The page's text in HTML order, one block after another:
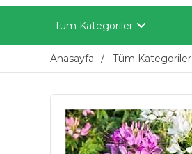
Tüm Kategoriler
Anasayfa Tüm Kategoriler